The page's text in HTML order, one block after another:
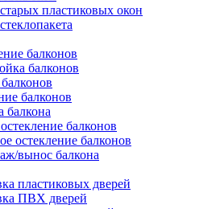
пластиковых окон
балконов
балконов
балконов
балкона
балконов
остекление балконов
вынос балкона
пластиковых дверей
ПВХ дверей